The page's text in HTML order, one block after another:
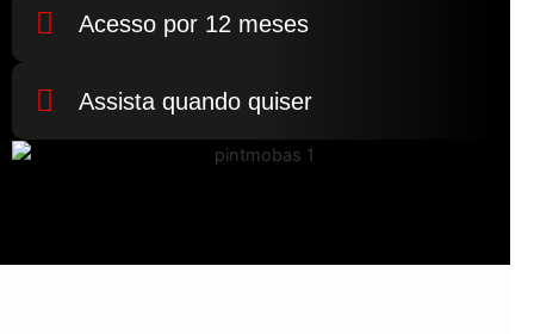
Acesso por 12 meses
Assista quando quiser